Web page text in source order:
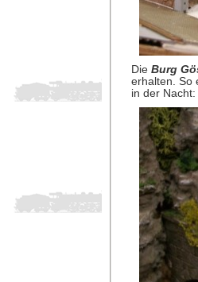
Die Burg
erhalten. So
in der Nacht: